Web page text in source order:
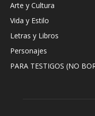
Arte y Cultura
Vida y Estilo
Letras y Libros
Personajes
PARA TESTIGOS (NO